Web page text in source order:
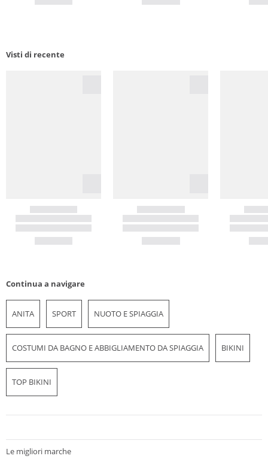
Visti di recente
Continua a navigare
ANITA SPORT NUOTO E SPIAGGIA
COSTUMI DA BAGNO E ABBIGLIAMENTO DA SPIAGGIA BIKINI
TOP BIKINI
Le migliori marche